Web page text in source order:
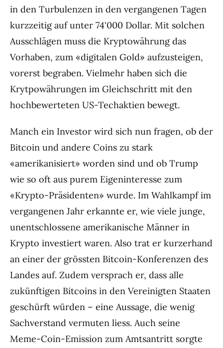
in den Turbulenzen in den vergangenen Tagen
kurzzeitig auf unter 74'000 Dollar. Mit solchen
Ausschlägen muss die Kryptowährung das
Vorhaben, zum «digitalen Gold» aufzusteigen,
vorerst begraben. Vielmehr haben sich die
Krytpowährungen im Gleichschritt mit den
hochbewerteten US-Techaktien bewegt.
Manch ein Investor wird sich nun fragen, ob der
Bitcoin und andere Coins zu stark
«amerikanisiert» worden sind und ob Trump
wie so oft aus purem Eigeninteresse zum
«Krypto-Präsidenten» wurde. Im Wahlkampf im
vergangenen Jahr erkannte er, wie viele junge,
unentschlossene amerikanische Männer in
Krypto investiert waren. Also trat er kurzerhand
an einer der grössten Bitcoin-Konferenzen des
Landes auf. Zudem versprach er, dass alle
zukünftigen Bitcoins in den Vereinigten Staaten
geschürft würden – eine Aussage, die wenig
Sachverstand vermuten liess. Auch seine
Meme-Coin-Emission zum Amtsantritt sorgte